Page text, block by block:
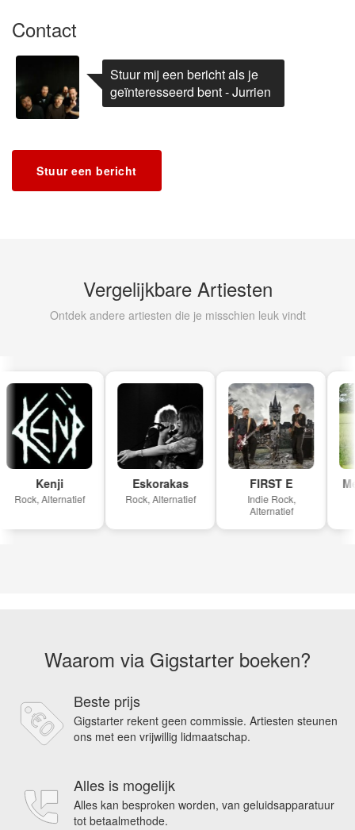
Contact
Stuur mij een bericht als je
geïnteresseerd bent - Jurrien
Stuur een bericht
Vergelijkbare Artiesten
Ontdek andere artiesten die je misschien leuk vindt
Kenji
Rock, Alternatief
Eskorakas
Rock, Alternatief
FIRST E
Indie Rock,
Alternatief
Waarom via Gigstarter boeken?
Beste prijs
Gigstarter rekent geen commissie. Artiesten steunen
ons met een vrijwillig lidmaatschap.
Alles is mogelijk
Alles kan besproken worden, van geluidsapparatuur
tot betaalmethode.